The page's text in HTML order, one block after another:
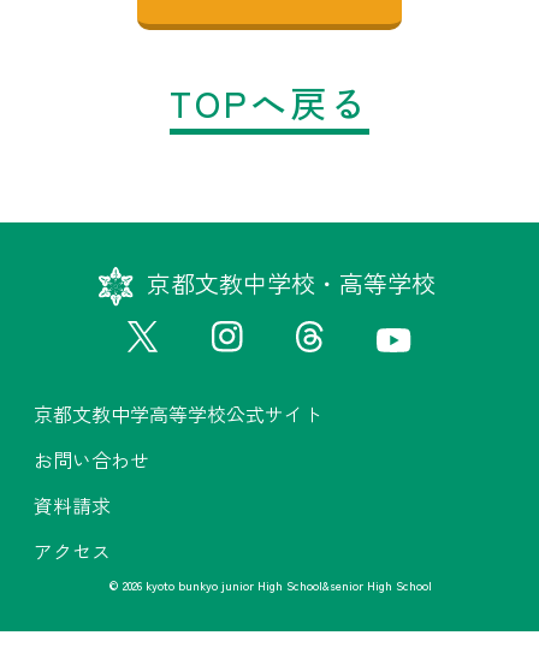
TOPへ戻る
京都文教中学校・高等学校
京都文教中学高等学校公式サイト
お問い合わせ
資料請求
アクセス
© 2026 kyoto bunkyo junior High School&senior High School